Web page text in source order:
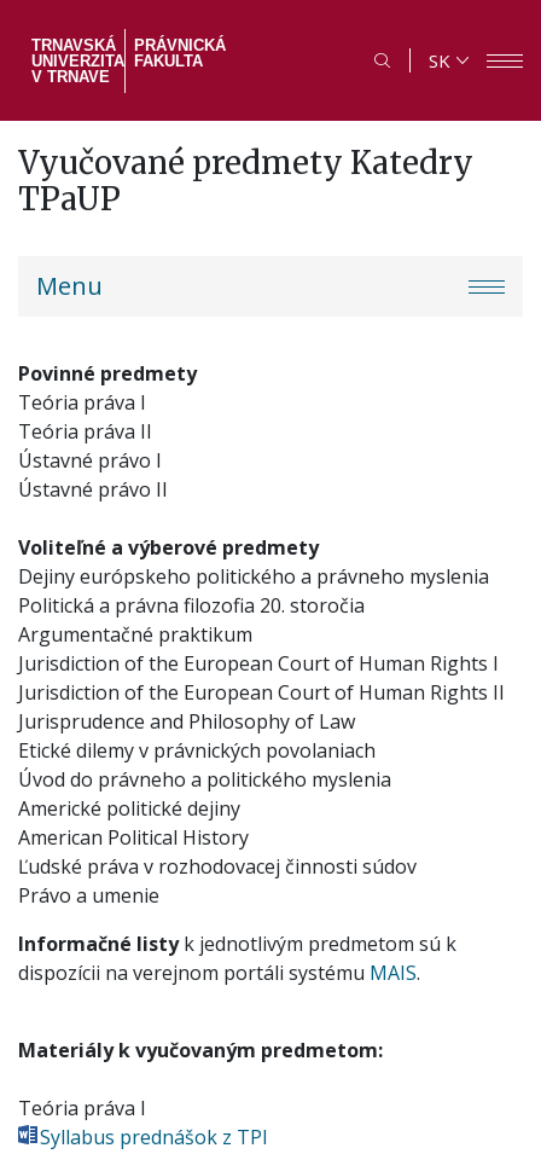
hlavný
TRNAVSKÁ
UNIVERZITA
V TRNAVE
PRÁVNICKÁ
FAKULTA
SK
Vyučované predmety Katedry
TPaUP
PF
Menu
Povinné predmety
Teória práva I
Teória práva II
Ústavné právo I
Ústavné právo II
Voliteľné a výberové predmety
Dejiny európskeho politického a právneho myslenia
Politická a právna filozofia 20. storočia
Argumentačné praktikum
Jurisdiction of the European Court of Human Rights I
Jurisdiction of the European Court of Human Rights II
Jurisprudence and Philosophy of Law
Etické dilemy v právnických povolaniach
Úvod do právneho a politického myslenia
Americké politické dejiny
American Political History
Ľudské práva v rozhodovacej činnosti súdov
Právo a umenie
Informačné listyk jednotlivým predmetom sú k
dispozícii na verejnom portáli systému MAIS.
Materiály k vyučovaným predmetom:
Teória práva I
Syllabus prednášok z TPI